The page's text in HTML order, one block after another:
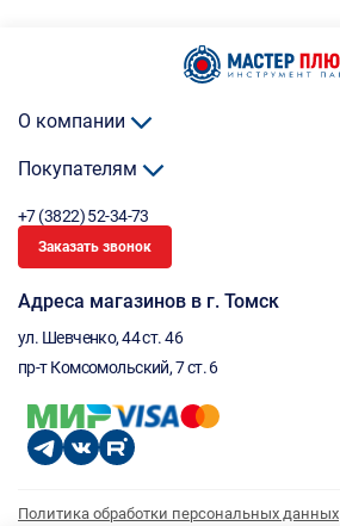
О компании
Покупателям
+7 (3822) 52-34-73
Заказать звонок
Адреса магазинов в г. Томск
ул. Шевченко, 44 ст. 46
пр-т Комсомольский, 7 ст. 6
Политика обработки персональных данных